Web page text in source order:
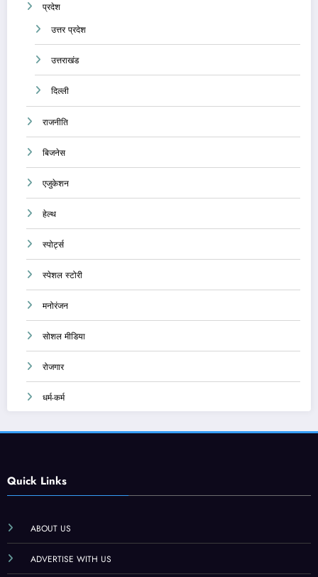
प्रदेश
उत्तर प्रदेश
उत्तराखंड
दिल्ली
राजनीति
बिजनेस
एजुकेशन
हेल्थ
स्पोर्ट्स
स्पेशल स्टोरी
मनोरंजन
सोशल मीडिया
रोजगार
धर्म-कर्म
Quick Links
ABOUT US
ADVERTISE WITH US